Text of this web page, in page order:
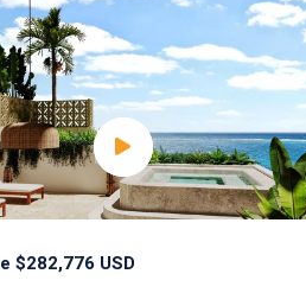
$282,776 USD